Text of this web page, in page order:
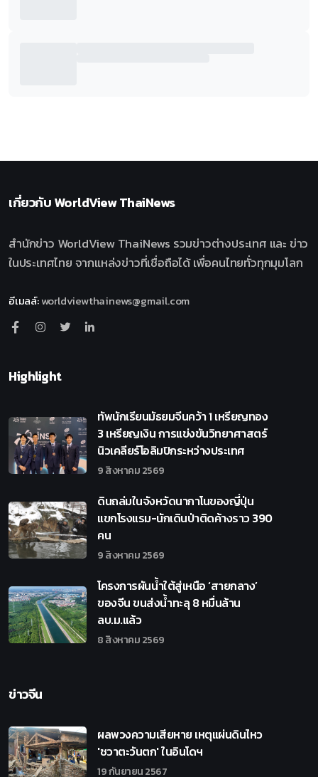
เกี่ยวกับWorldView ThaiNews
สำนักข่าว WorldView ThaiNews รวมข่าวต่างประเทศ และ ข่าว
ในประเทศไทย จากแหล่งข่าวที่เชื่อถือได้ เพื่อคนไทยทั่วทุกมุมโลก
อีเมลล์:worldviewthainews@gmail.com
Highlight
ทัพนักเรียนมัธยมจีนคว้า 1 เหรียญทอง
3 เหรียญเงิน การแข่งขันวิทยาศาสตร์
นิวเคลียร์โอลิมปิกระหว่างประเทศ
9 สิงหาคม 2569
ดินถล่มในจังหวัดนากาโนของญี่ปุ่น
แขกโรงแรม-นักเดินป่าติดค้างราว 390
คน
9 สิงหาคม 2569
โครงการผันน้ำใต้สู่เหนือ ‘สายกลาง’
ของจีน ขนส่งน้ำทะลุ 8 หมื่นล้าน
ลบ.ม.แล้ว
8 สิงหาคม 2569
ข่าวจีน
ผลพวงความเสียหาย เหตุแผ่นดินไหว
'ชวาตะวันตก' ในอินโดฯ
19 กันยายน 2567